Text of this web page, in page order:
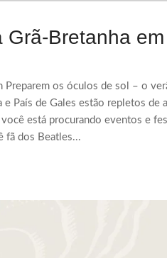
Bretanha
os óculos de sol – o
País de Gales estão repletos de
está procurando eventos e
fã dos Beatles...